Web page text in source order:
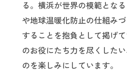
る。横浜が世界の模範とな
や地球温暖化防止の仕組み
することを抱負として掲げ
のお役にたち力を尽くした
のを楽しみにしています。